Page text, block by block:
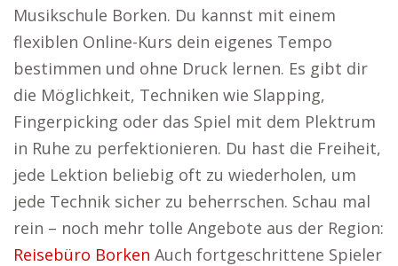
Musikschule Borken. Du kannst mit einem
flexiblen Online-Kurs dein eigenes Tempo
bestimmen und ohne Druck lernen. Es gibt dir
die Möglichkeit, Techniken wie Slapping,
Fingerpicking oder das Spiel mit dem Plektrum
in Ruhe zu perfektionieren. Du hast die Freiheit,
jede Lektion beliebig oft zu wiederholen, um
jede Technik sicher zu beherrschen. Schau mal
rein – noch mehr tolle Angebote aus der Region:
Reisebüro Borken Auch fortgeschrittene Spieler